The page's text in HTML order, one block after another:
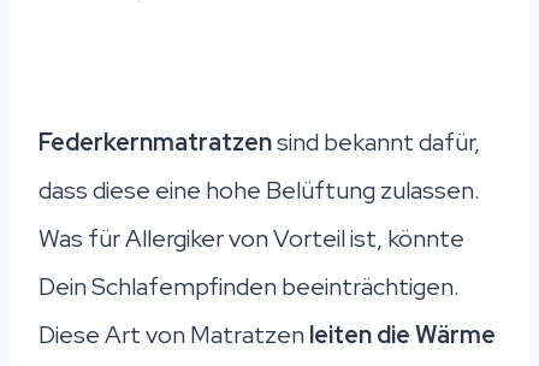
Federkernmatratzensind bekannt dafür,
dass diese eine hohe Belüftung zulassen.
Was für Allergiker von Vorteil ist, könnte
Dein Schlafempfinden beeinträchtigen.
Diese Art von Matratzenleiten die Wärme